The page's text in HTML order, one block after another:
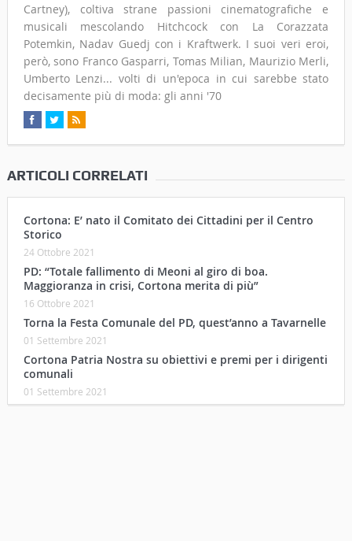
Cartney), coltiva strane passioni cinematografiche e
musicali mescolando Hitchcock con La Corazzata
Potemkin, Nadav Guedj con i Kraftwerk. I suoi veri eroi,
però, sono Franco Gasparri, Tomas Milian, Maurizio Merli,
Umberto Lenzi... volti di un'epoca in cui sarebbe stato
decisamente più di moda: gli anni '70
ARTICOLI CORRELATI
Cortona: E’ nato il Comitato dei Cittadini per il Centro
Storico
24 Ottobre 2021
PD: “Totale fallimento di Meoni al giro di boa.
Maggioranza in crisi, Cortona merita di più”
16 Ottobre 2021
Torna la Festa Comunale del PD, quest’anno a Tavarnelle
01 Settembre 2021
Cortona Patria Nostra su obiettivi e premi per i dirigenti
comunali
01 Settembre 2021